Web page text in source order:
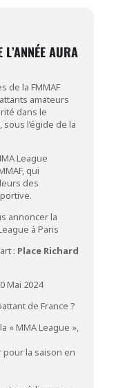
AURA
de la FMMAF
amateurs
dans le
l’égide de la
League
qui
des
annoncer la
à Paris
: Place Richard
Mai 2024
de France ?
« MMA League »,
pour la saison en